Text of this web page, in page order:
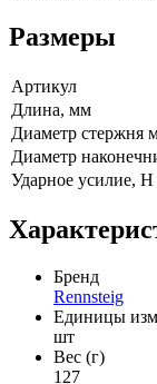
Размеры
Артикул
Длина, мм
Диаметр стержня
Диаметр
Ударное усилие, Н
Бренд
Rennsteig
Единицы
шт
Вес (г)
127